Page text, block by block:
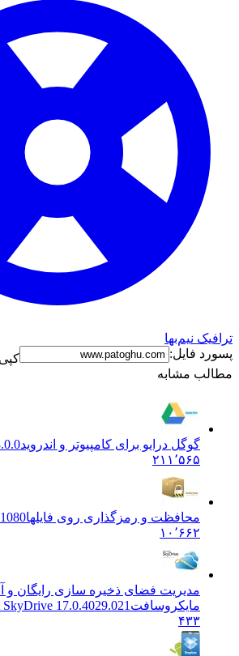
نیم‌بها
فایل:
مشابه
گوگل درایو برای کامپیوتر و اندروید
۲۱۱٬۵۶۵
محافظت و رمزگذاری روی فایلها
۱۰٬۶۶۲
مدیریت فضای ذخیره سازی رایگان و
مایکروسافتSkyDrive 17.0.4029.021
۴۳۳